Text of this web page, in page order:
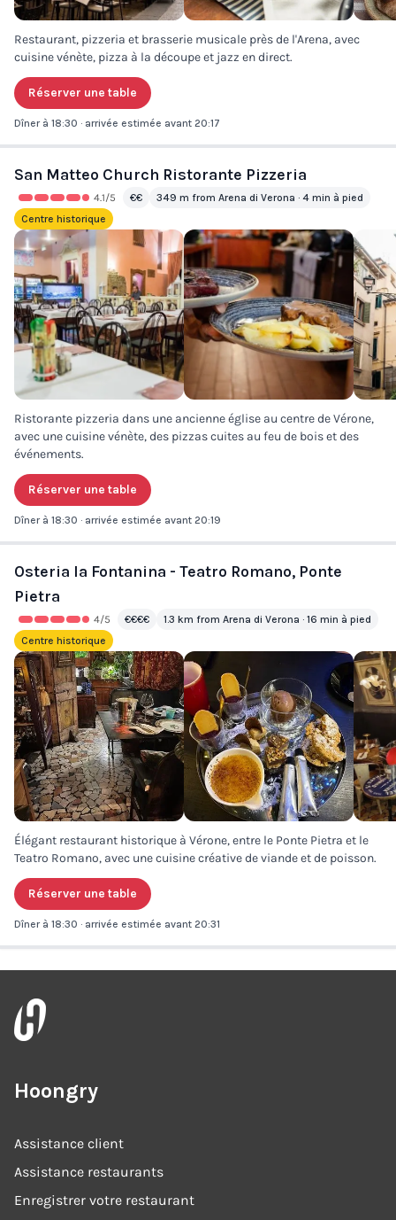
Restaurant, pizzeria et brasserie musicale près de l'Arena, avec
cuisine vénète, pizza à la découpe et jazz en direct.
Réserver une table
Dîner à 18:30 · arrivée estimée avant 20:17
San Matteo Church Ristorante Pizzeria
4.1/5 €€
349 m from Arena di Verona · 4 min à pied
Centre historique
Ristorante pizzeria dans une ancienne église au centre de Vérone,
avec une cuisine vénète, des pizzas cuites au feu de bois et des
événements.
Réserver une table
Dîner à 18:30 · arrivée estimée avant 20:19
Osteria la Fontanina - Teatro Romano, Ponte
Pietra
4/5 €€€€
1.3 km from Arena di Verona · 16 min à pied
Centre historique
Élégant restaurant historique à Vérone, entre le Ponte Pietra et le
Teatro Romano, avec une cuisine créative de viande et de poisson.
Réserver une table
Dîner à 18:30 · arrivée estimée avant 20:31
Hoongry
Assistance client
Assistance restaurants
Enregistrer votre restaurant